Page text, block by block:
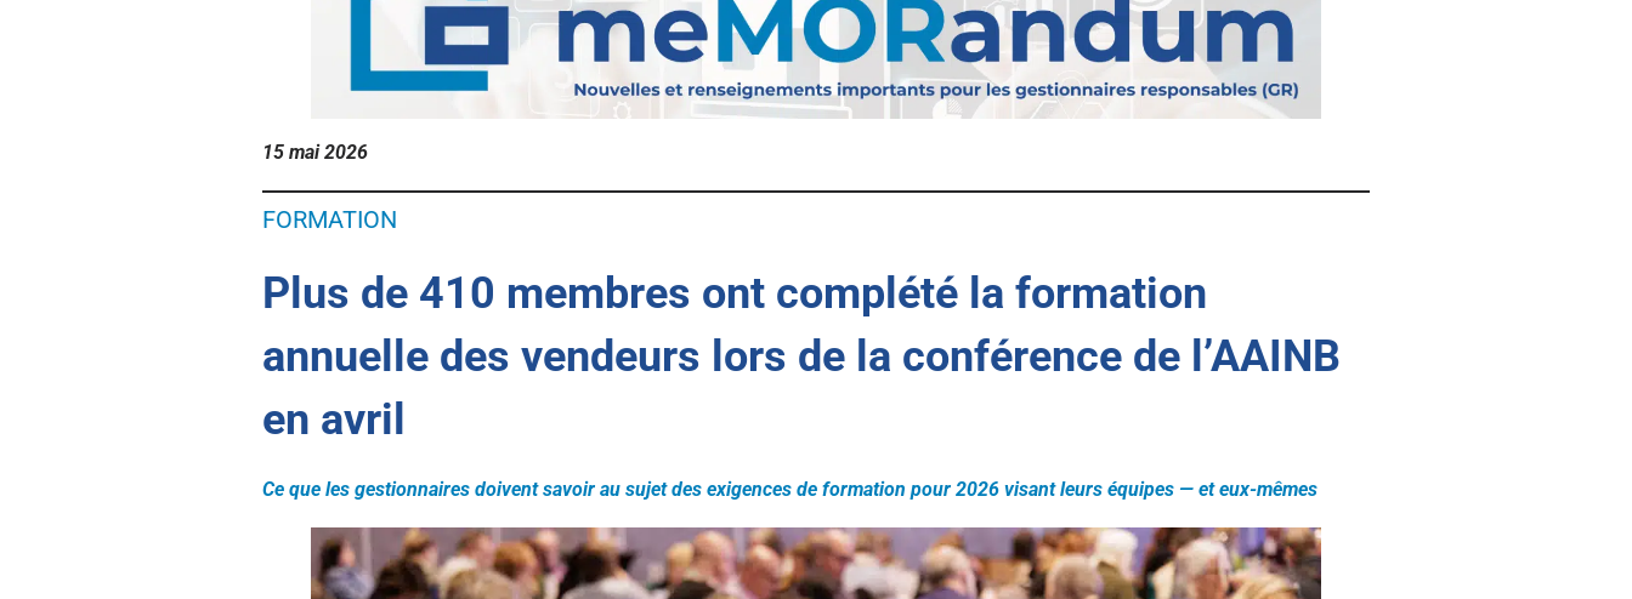
Réclamations en cours et
résolues
Devenir un agent
immobilier
Candidats à la mobilité de la
main-d’œuvre (de l’extérieur du
Médias
Demandez une entrevue
Le Podcast de l’AAINB “NBREA
Relations gouvernementales
Formation obligatoire
Exigences annuelles du
15 mai 2026
FORMATION
Plus de 410 membres ont complété la formation
annuelle des vendeurs lors de la conférence de l’AAINB
en avril
Ce que les gestionnaires doivent savoir au sujet des exigences de formation pour 2026 visant leurs équipes — et eux-mêmes